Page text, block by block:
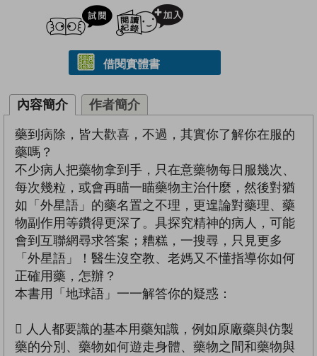
試閲
借閱實體書
內容簡介 作者簡介
藥到病除，皆大歡喜，不過，其實你了解你在服的
藥嗎？
不少病人把藥物拿到手，只在意藥物每日服幾次、
每次幾粒，或會再瞄一瞄藥物主治什麼，然後對猶
如「外星語」的藥名置之不理，更遑論對藥理、藥
物副作用等鑽得更深了。具探究精神的病人，可能
會到互聯網尋求答案；糟糕，一搜尋，只見更多
「外星語」！醫生沒空教、老媽又不懂指導你如何
正確用藥，怎辦？
本書用「地球語」一一解答你的疑惑：
 人人都要識的基本用藥知識，例如原廠藥與仿製
藥的分別、藥物如何遊走身體、藥物之間和藥物與